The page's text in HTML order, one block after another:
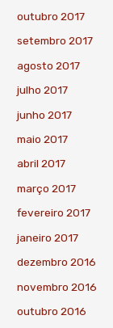
outubro 2017
setembro 2017
agosto 2017
julho 2017
junho 2017
maio 2017
abril 2017
março 2017
fevereiro 2017
janeiro 2017
dezembro 2016
novembro 2016
outubro 2016